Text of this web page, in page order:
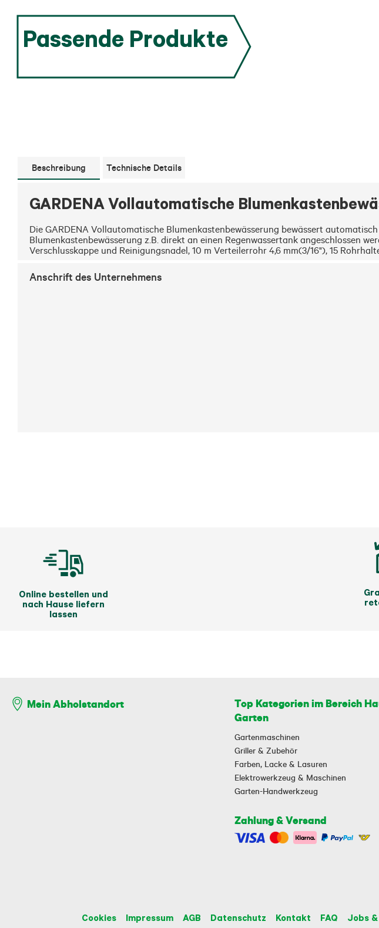
Passende Produkte
Beschreibung Technische Details
GARDENA Vollautomatische
Die GARDENA Vollautomatische Blumenkastenbewässerung bewässert
Blumenkastenbewässerung z.B. direkt an einen Regenwassertank angeschlossen
Verschlusskappe und Reinigungsnadel, 10 m Verteilerrohr 4,6 mm(3/16"), 15
Anschrift des Unternehmens
Online bestellen und
nach Hause liefern
lassen
Mein Abholstandort
Top Kategorien im Bereich
Garten
Gartenmaschinen
Griller & Zubehör
Farben, Lacke & Lasuren
Elektrowerkzeug & Maschinen
Garten-Handwerkzeug
Zahlung & Versand
Cookies Impressum AGB Datenschutz Kontakt FAQ Jobs